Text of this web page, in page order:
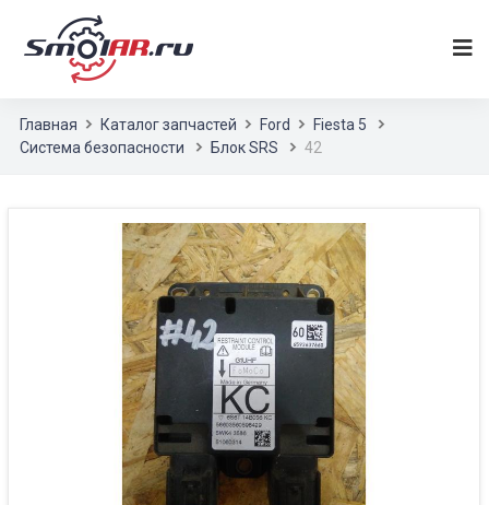
Главная Каталог запчастей Ford
Fiesta 5
Система безопасности
Блок SRS 42